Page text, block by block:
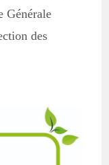
Générale
des